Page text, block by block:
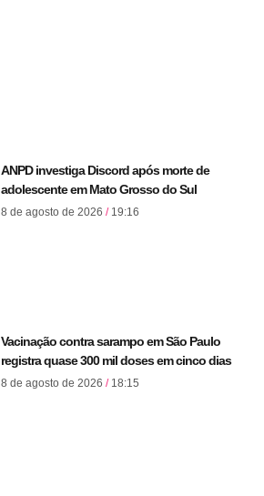
ANPD investiga Discord após morte de
adolescente em Mato Grosso do Sul
8 de agosto de 2026 19:16
Vacinação contra sarampo em São Paulo
registra quase 300 mil doses em cinco dias
8 de agosto de 2026 18:15